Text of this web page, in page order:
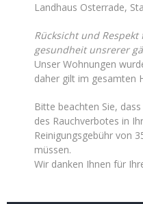
Landhaus Osterrade,
Rücksicht und
gesundheit unsrerer
Unser Wohnungen
daher gilt im gesamten
Bitte beachten Sie,
des Rauchverbotes in
Reinigungsgebühr von
müssen.
Wir danken Ihnen für